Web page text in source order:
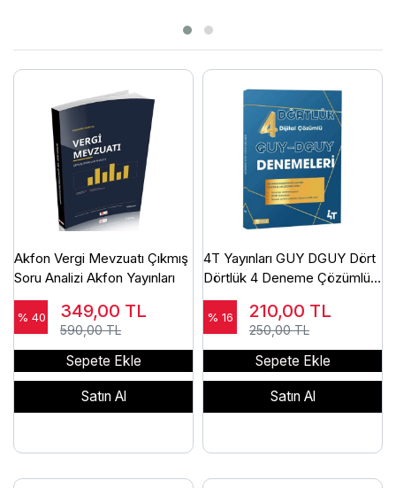
Akfon Vergi Mevzuatı Çıkmış
Soru Analizi Akfon Yayınları
% 40 349,00 TL
590,00 TL
Sepete Ekle
Satın Al
4T Yayınları GUY DGUY Dört
Dörtlük 4 Deneme Çözümlü
4T Yayınları
% 16 210,00 TL
250,00 TL
Sepete Ekle
Satın Al